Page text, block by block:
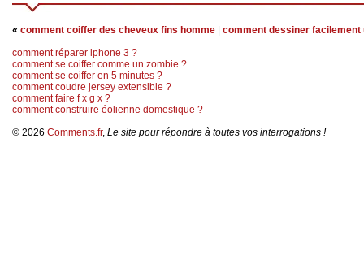
« comment coiffer des cheveux fins homme
comment dessiner facilement
comment réparer iphone 3 ?
comment se coiffer comme un zombie ?
comment se coiffer en 5 minutes ?
comment coudre jersey extensible ?
comment faire f x g x ?
comment construire éolienne domestique ?
© 2026 Comments.fr, Le site pour répondre à toutes vos interrogations !